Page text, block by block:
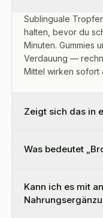
Sublinguale
halten, bevor du
Minuten. Gummies
Verdauung —
Mittel wirken sofort
Zeigt sich das in
Was bedeutet
Kann ich es mit